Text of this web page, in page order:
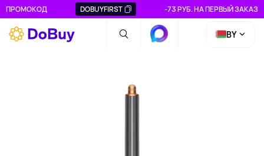
ПРОМОКОД DOBUYFIRST -73 РУБ. НА ПЕРВЫЙ ЗАКАЗ
BY